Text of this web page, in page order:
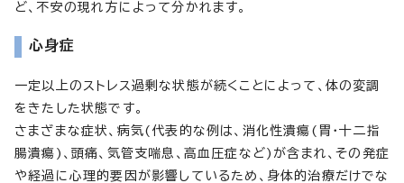
ど、不安の現れ方によって分かれます。
心身症
一定以上のストレス過剰な状態が続くことによって、体の変調
をきたした状態です。
さまざまな症状、病気(代表的な例は、消化性潰瘍(胃・十二指
腸潰瘍)、頭痛、気管支喘息、高血圧症など)が含まれ、その発症
や経過に心理的要因が影響しているため、身体的治療だけでな